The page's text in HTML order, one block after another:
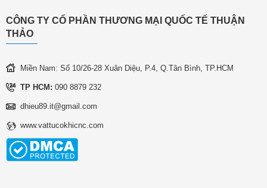
CÔNG TY CỔ PHẦN THƯƠNG MẠI QUỐC TẾ THUẬN
THẢO
Miền Nam: Số 10/26-28 Xuân Diệu, P.4, Q.Tân Bình, TP.HCM
TP HCM: 090 8879 232
dhieu89.it@gmail.com
www.vattucokhicnc.com